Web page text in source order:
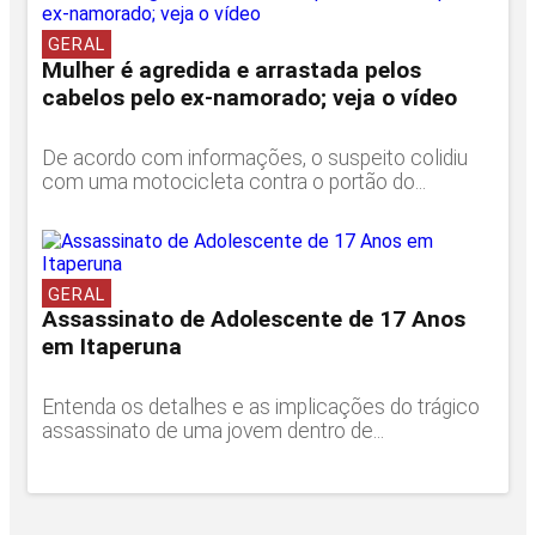
GERAL
Mulher é agredida e arrastada pelos
cabelos pelo ex-namorado; veja o vídeo
De acordo com informações, o suspeito colidiu
com uma motocicleta contra o portão do...
GERAL
Assassinato de Adolescente de 17 Anos
em Itaperuna
Entenda os detalhes e as implicações do trágico
assassinato de uma jovem dentro de...